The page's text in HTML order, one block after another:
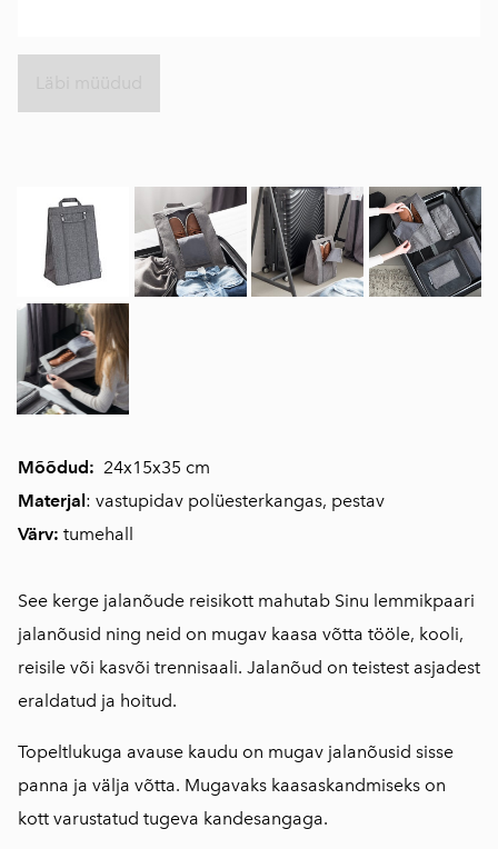
Mõõdud: 24x15x35 cm
Materjal: vastupidav polüesterkangas, pestav
Värv: tumehall
See kerge jalanõude reisikott mahutab Sinu lemmikpaari
jalanõusid ning neid on mugav kaasa võtta tööle, kooli,
reisile või kasvõi trennisaali. Jalanõud on teistest asjadest
eraldatud ja hoitud.
Topeltlukuga avause kaudu on mugav jalanõusid sisse
panna ja välja võtta. Mugavaks kaasaskandmiseks on
kott varustatud tugeva kandesangaga.